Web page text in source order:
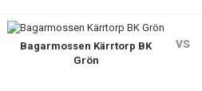
TRUPPEN
Bagarmossen Kärrtorp BK
Grön
vs